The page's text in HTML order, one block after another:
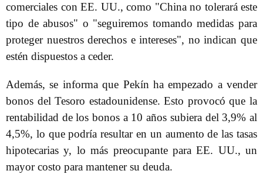
comerciales con EE. UU., como "China no tolerará este
tipo de abusos" o "seguiremos tomando medidas para
proteger nuestros derechos e intereses", no indican que
estén dispuestos a ceder.
Además, se informa que Pekín ha empezado a vender
bonos del Tesoro estadounidense. Esto provocó que la
rentabilidad de los bonos a 10 años subiera del 3,9% al
4,5%, lo que podría resultar en un aumento de las tasas
hipotecarias y, lo más preocupante para EE. UU., un
mayor costo para mantener su deuda.